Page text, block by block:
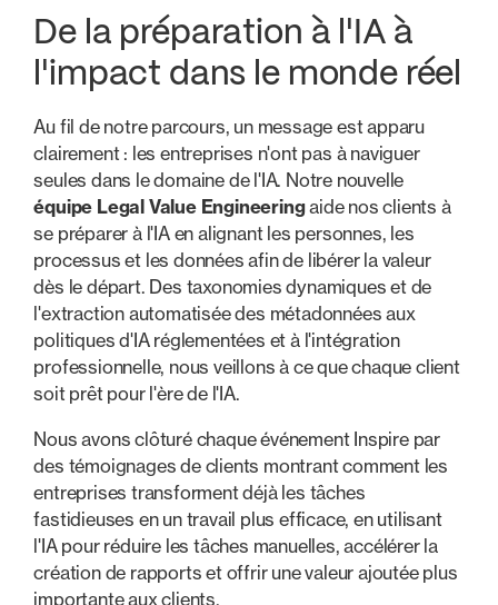
De la préparation à l'IA à
l'impact dans le monde réel
Au fil de notre parcours, un message est apparu
clairement : les entreprises n'ont pas à naviguer
seules dans le domaine de l'IA. Notre nouvelle
équipe Legal Value Engineeringaide nos clients à
se préparer à l'IA en alignant les personnes, les
processus et les données afin de libérer la valeur
dès le départ. Des taxonomies dynamiques et de
l'extraction automatisée des métadonnées aux
politiques d'IA réglementées et à l'intégration
professionnelle, nous veillons à ce que chaque client
soit prêt pour l'ère de l'IA.
Nous avons clôturé chaque événement Inspire par
des témoignages de clients montrant comment les
entreprises transforment déjà les tâches
fastidieuses en un travail plus efficace, en utilisant
l'IA pour réduire les tâches manuelles, accélérer la
création de rapports et offrir une valeur ajoutée plus
importante aux clients.